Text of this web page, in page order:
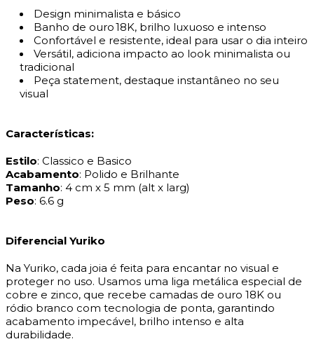
Design minimalista e básico
Banho de ouro 18K, brilho luxuoso e intenso
Confortável e resistente, ideal para usar o dia inteiro
Versátil, adiciona impacto ao look minimalista ou
tradicional
Peça statement, destaque instantâneo no seu
visual
Características:
Estilo: Classico e Basico
Acabamento: Polido e Brilhante
Tamanho: 4 cm x 5 mm (alt x larg)
Peso: 6.6 g
Diferencial Yuriko
Na Yuriko, cada joia é feita para encantar no visual e
proteger no uso. Usamos uma liga metálica especial de
cobre e zinco, que recebe camadas de ouro 18K ou
ródio branco com tecnologia de ponta, garantindo
acabamento impecável, brilho intenso e alta
durabilidade.